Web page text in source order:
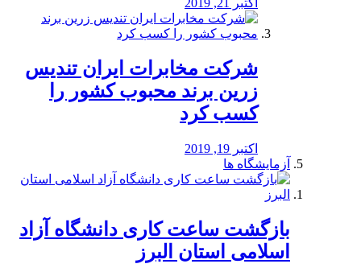
اکتبر 21, 2019
شرکت مخابرات ایران تندیس
زرین برند محبوب کشور را
کسب کرد
اکتبر 19, 2019
آزمایشگاه ها
بازگشت ساعت کاری دانشگاه آزاد
اسلامی استان البرز